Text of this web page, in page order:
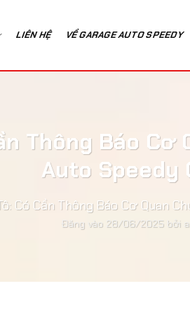
LIÊN HỆ VỀ GARAGE AUTO SPEEDY
Thông Báo Cơ
Auto Speedy
Có Cần Thông Báo Cơ Quan
Đăng vào 28/06/2025 bởi